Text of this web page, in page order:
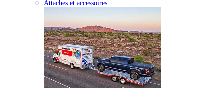
Attaches et accessoires